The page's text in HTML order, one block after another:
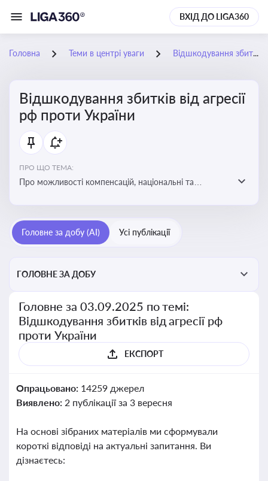
ВХІД ДО LIGA360
Головна Теми в центрі уваги Відшкодування збитків від агресії рф проти України
Відшкодування збитків від агресії
рф проти України
ПРО ЩО ТЕМА:
Про можливості компенсацій, національні та
Головне за добу (AI) Усі публікації
ГОЛОВНЕ ЗА ДОБУ
Головне за 03.09.2025 по темі:
Відшкодування збитків від агресії рф
проти України
ЕКСПОРТ
Опрацьовано: 14259 джерел
Виявлено: 2 публікації за 3 вересня
На основі зібраних матеріалів ми сформували
короткі відповіді на актуальні запитання. Ви
дізнаєтесь: